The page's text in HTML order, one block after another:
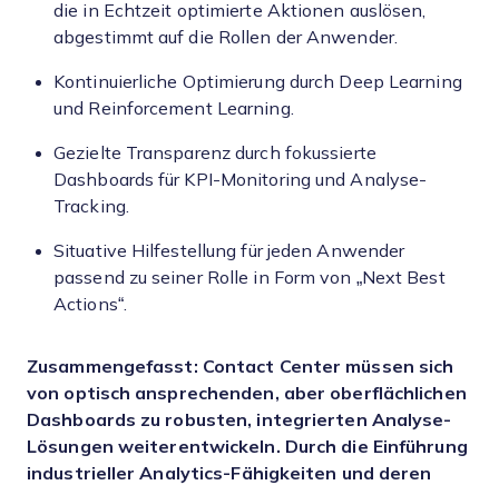
die in Echtzeit optimierte Aktionen auslösen,
abgestimmt auf die Rollen der Anwender.
Kontinuierliche Optimierung durch Deep Learning
und Reinforcement Learning.
Gezielte Transparenz durch fokussierte
Dashboards für KPI-Monitoring und Analyse-
Tracking.
Situative Hilfestellung für jeden Anwender
passend zu seiner Rolle in Form von „Next Best
Actions“.
Zusammengefasst: Contact Center müssen sich
von optisch ansprechenden, aber oberflächlichen
Dashboards zu robusten, integrierten Analyse-
Lösungen weiterentwickeln. Durch die Einführung
industrieller Analytics-Fähigkeiten und deren